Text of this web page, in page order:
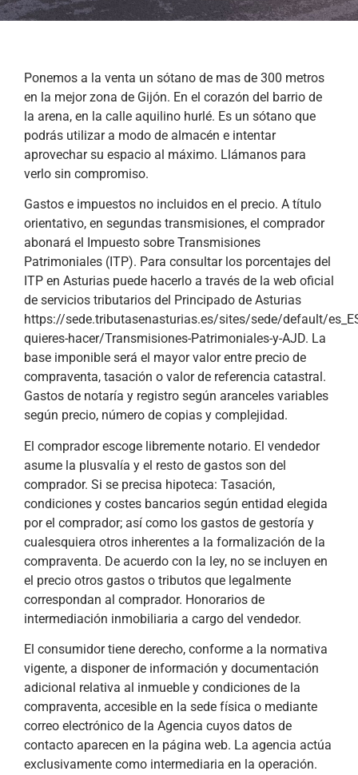
Ponemos a la venta un sótano de mas de 300 metros
en la mejor zona de Gijón. En el corazón del barrio de
la arena, en la calle aquilino hurlé. Es un sótano que
podrás utilizar a modo de almacén e intentar
aprovechar su espacio al máximo. Llámanos para
verlo sin compromiso.
Gastos e impuestos no incluidos en el precio. A título
orientativo, en segundas transmisiones, el comprador
abonará el Impuesto sobre Transmisiones
Patrimoniales (ITP). Para consultar los porcentajes del
ITP en Asturias puede hacerlo a través de la web oficial
de servicios tributarios del Principado de Asturias
https://sede.tributasenasturias.es/sites/sede/default/
quieres-hacer/Transmisiones-Patrimoniales-y-AJD. La
base imponible será el mayor valor entre precio de
compraventa, tasación o valor de referencia catastral.
Gastos de notaría y registro según aranceles variables
según precio, número de copias y complejidad.
El comprador escoge libremente notario. El vendedor
asume la plusvalía y el resto de gastos son del
comprador. Si se precisa hipoteca: Tasación,
condiciones y costes bancarios según entidad elegida
por el comprador; así como los gastos de gestoría y
cualesquiera otros inherentes a la formalización de la
compraventa. De acuerdo con la ley, no se incluyen en
el precio otros gastos o tributos que legalmente
correspondan al comprador. Honorarios de
intermediación inmobiliaria a cargo del vendedor.
El consumidor tiene derecho, conforme a la normativa
vigente, a disponer de información y documentación
adicional relativa al inmueble y condiciones de la
compraventa, accesible en la sede física o mediante
correo electrónico de la Agencia cuyos datos de
contacto aparecen en la página web. La agencia actúa
exclusivamente como intermediaria en la operación.